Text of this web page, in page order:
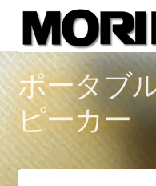
TwitterFacebook
YouTube
ポータブ
ピーカー